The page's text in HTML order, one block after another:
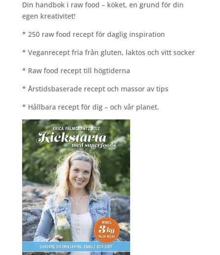
Din handbok i raw food – köket, en grund för din
egen kreativitet!
* 250 raw food recept för daglig inspiration
* Veganrecept fria från gluten, laktos och vitt socker
* Raw food recept till högtiderna
* Årstidsbaserade recept och massor av tips
* Hållbara recept för dig – och vår planet.